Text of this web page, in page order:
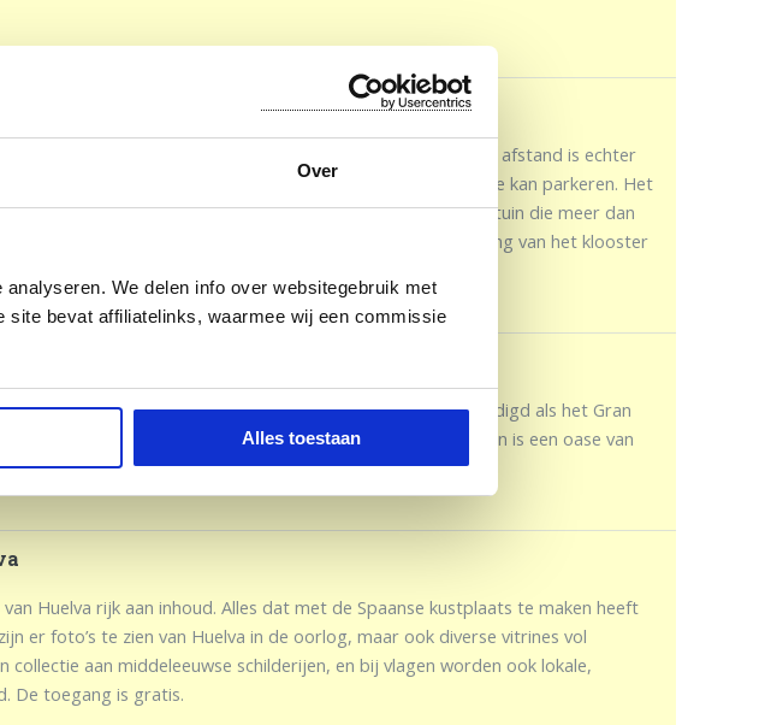
Over
We delen info over websitegebruik met
site bevat affiliatelinks, waarmee wij een commissie
Alles toestaan
de Nuestra Señora de la Cinta
een kleinschalig klooster dat net ietsje buiten Huelva ligt. De afstand is echter
auto te overbruggen, die je vervolgens gratis en ter plekke kan parkeren. Het
is om even binnen te lopen. Daarbij is er een prachtige tuin die meer dan
naar het klooster toe. Ook kun je vanuit de hoge ligging van het klooster
is het Casa Colon. Dit 'Columbus Huis' werd in 1883 ingehuldigd als het Gran
van Amerika in 1892 te vieren. De mooi verzorgde tuin is een oase van
Daarbij is de fontein ook een kunstwerk op zichzelf.
Huelva rijk aan inhoud. Alles dat met de Spaanse kustplaats te maken heeft
er foto’s te zien van Huelva in de oorlog, maar ook diverse vitrines vol
collectie aan middeleeuwse schilderijen, en bij vlagen worden ook lokale,
De toegang is gratis.